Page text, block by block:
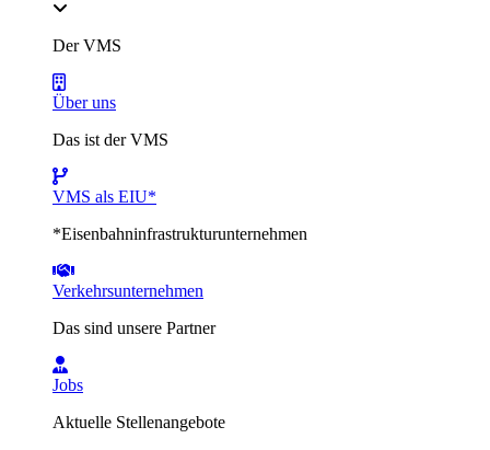
Der VMS
Über uns
Das ist der VMS
VMS als EIU*
*Eisenbahninfrastrukturunternehmen
Verkehrsunternehmen
Das sind unsere Partner
Jobs
Aktuelle Stellenangebote